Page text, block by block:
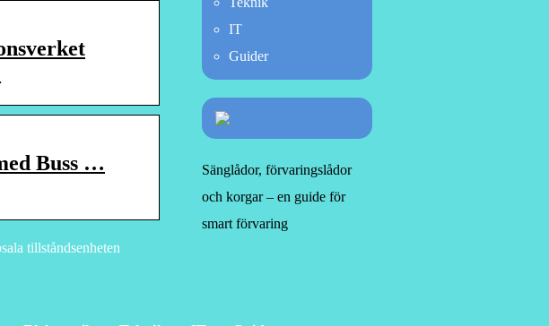
Buss …
tillståndsenheten
IT
Guider
Sänglådor, förvaringslådor
och korgar – en guide för
smart förvaring